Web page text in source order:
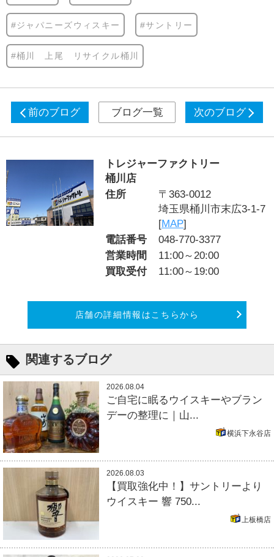
#ジャパニーズウィスキー #サントリー
#桶川 上尾 リサイクル桶川
前のブログ ブログ一覧 次のブログ
トレジャーファクトリー
桶川店
住所
〒363-0012
埼玉県桶川市末広3-1-7
[MAP]
電話番号
048-770-3377
営業時間
11:00～20:00
買取受付
11:00～19:00
店舗の詳細情報はこちらから
関連するブログ
2026.08.04
ご自宅に眠るウイスキーやブラン
デーの整理に｜山...
横浜下永谷店
2026.08.03
【買取強化中！】サントリーより
ウイスキー 響 750...
上板橋店